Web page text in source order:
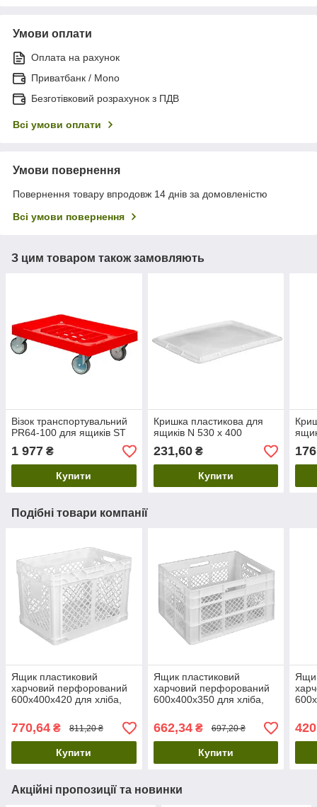
Умови оплати
Оплата на рахунок
Приватбанк / Mono
Безготівковий розрахунок з ПДВ
Всі умови оплати
Умови повернення
Повернення товару впродовж 14 днів за домовленістю
Всі умови повернення
З цим товаром також замовляють
Візок транспортувальний
PR64-100 для ящиків ST
1 977 ₴
Купити
Кришка пластикова для
ящиків N 530 х 400
231,60₴
Купити
Подібні товари компанії
Ящик пластиковий
харчовий перфорований
600х400х420 для хліба,
770,64 ₴ 811,20 ₴
Купити
Ящик пластиковий
харчовий перфорований
600х400х350 для хліба,
овочів
662,34₴ 697,20 ₴
Купити
Акційні пропозиції та новинки